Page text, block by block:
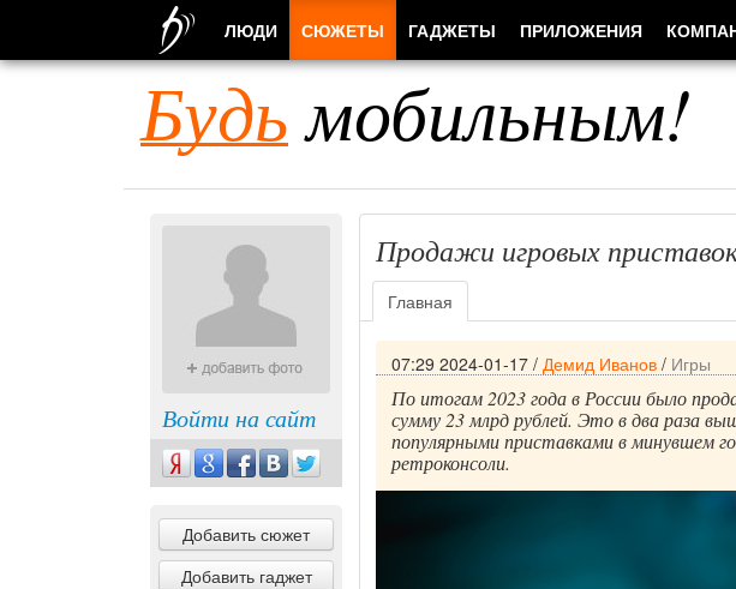
Будьмобильным!
Войти на сайт
Добавить сюжет
Добавить гаджет
Продажи игровых
Главная
07:29 2024-01-17 / Демид Иванов / Игры
По итогам 2023 года в России было
сумму 23 млрд рублей. Это в два раза
популярными приставками в минувшем
ретроконсоли.
ЛЮДИ СЮЖЕТЫ ГАДЖЕТЫ ПРИЛОЖЕНИЯ